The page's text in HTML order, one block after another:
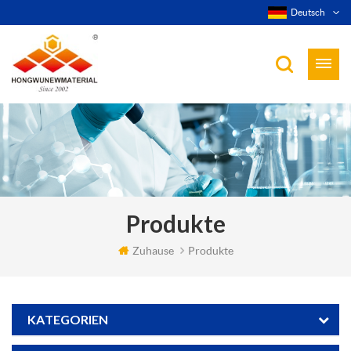
Deutsch
Produkte
Zuhause Produkte
KATEGORIEN